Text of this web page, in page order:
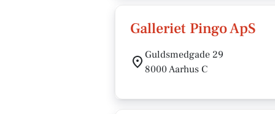
Galleriet Pingo ApS
Guldsmedgade 29
8000 Aarhus C